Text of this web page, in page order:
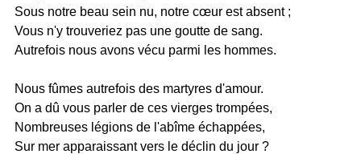
Sous notre beau sein nu, notre cœur est absent ;
Vous n'y trouveriez pas une goutte de sang.
Autrefois nous avons vécu parmi les hommes.
Nous fûmes autrefois des martyres d'amour.
On a dû vous parler de ces vierges trompées,
Nombreuses légions de l'abîme échappées,
Sur mer apparaissant vers le déclin du jour ?